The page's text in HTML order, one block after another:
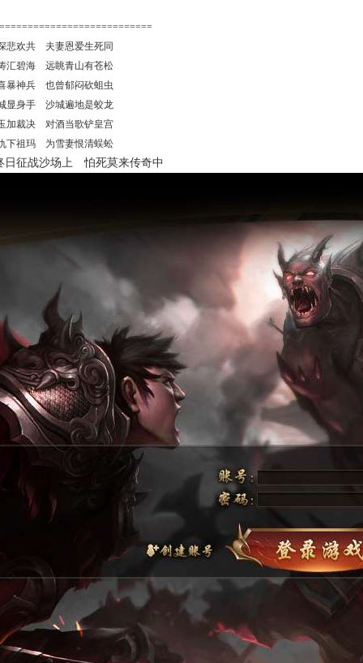
悲欢共 夫妻恩爱生死同
汇碧海 远眺青山有苍松
暴神兵 也曾郁闷砍蛆虫
显身手 沙城遍地是蛟龙
加裁决 对酒当歌铲皇宫
下祖玛 为雪妻恨清蜈蚣
征战沙场上 怕死莫来传奇中